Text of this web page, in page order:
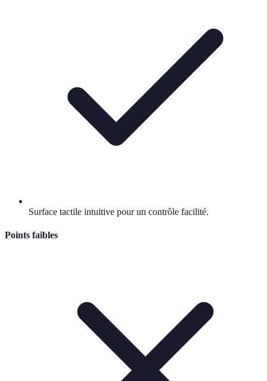
Surface tactile intuitive pour un contrôle facilité.
Points faibles